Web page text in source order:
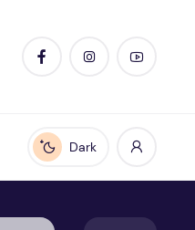
Enable dark mode
Dark